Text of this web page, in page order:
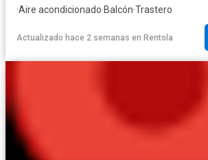
·Aire acondicionado·Balcón·Trastero
Actualizado hace 2 semanas en Rentola